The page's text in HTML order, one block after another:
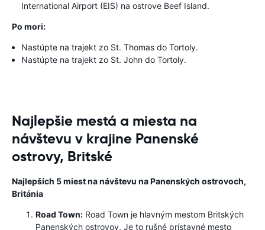
International Airport (EIS) na ostrove Beef Island.
Po mori:
Nastúpte na trajekt zo St. Thomas do Tortoly.
Nastúpte na trajekt zo St. John do Tortoly.
Najlepšie mestá a miesta na
návštevu v krajine Panenské
ostrovy, Britské
Najlepších 5 miest na návštevu na Panenských ostrovoch,
Británia
Road Town: Road Town je hlavným mestom Britských
Panenských ostrovov. Je to rušné prístavné mesto